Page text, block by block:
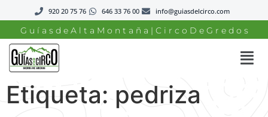
920 20 75 76 646 33 76 00 info@guiasdelcirco.com
G u í a s d e A l t a M o n t a ñ a | C i r c o D e G r e d o s
Etiqueta: pedriza